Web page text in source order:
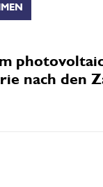
nach den